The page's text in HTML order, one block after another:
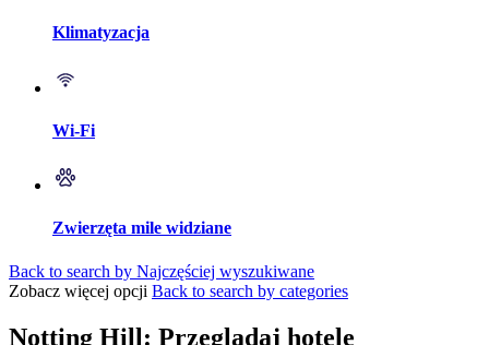
Klimatyzacja
Wi-Fi
Zwierzęta mile widziane
Back to search by Najczęściej wyszukiwane
Zobacz więcej opcji Back to search by categories
Notting Hill: Przeglądaj hotele